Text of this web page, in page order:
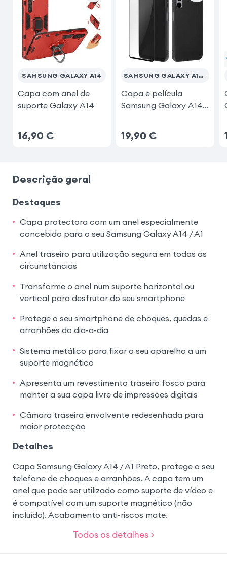
Samsung Galaxy S23
Samsung Galaxy S25 Ultra
iPhone 17 Pro Max
SAMSUNG GALAXY A14
Capa com anel de
suporte Galaxy A14
16,90 €
SAMSUNG GALAXY A14 4G / 5G
Capa e película
Samsung Galaxy A14
19,90 €
Descrição geral
Destaques
Capa protectora com um anel especialmente
concebido para o seu Samsung Galaxy A14 / A1
Anel traseiro para utilização segura em todas as
circunstâncias
Transforme o anel num suporte horizontal ou
vertical para desfrutar do seu smartphone
Protege o seu smartphone de choques, quedas e
arranhões do dia-a-dia
Sistema metálico para fixar o seu aparelho a um
suporte magnético
Apresenta um revestimento traseiro fosco para
manter a sua capa livre de impressões digitais
Câmara traseira envolvente redesenhada para
maior protecção
Detalhes
Capa Samsung Galaxy A14 / A1 Preto, protege o seu
telefone de choques e arranhões. A capa tem um
anel que pode ser utilizado como suporte de vídeo e
é compatível com um suporte magnético (não
incluído). Acabamento anti-riscos mate.
Todos os detalhes >